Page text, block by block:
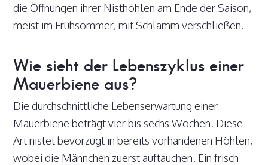
die Öffnungen ihrer Nisthöhlen am Ende der Saison,
meist im Frühsommer, mit Schlamm verschließen.
Wie sieht der Lebenszyklus einer
Mauerbiene aus?
Die durchschnittliche Lebenserwartung einer
Mauerbiene beträgt vier bis sechs Wochen. Diese
Art nistet bevorzugt in bereits vorhandenen Höhlen,
wobei die Männchen zuerst auftauchen. Ein frisch